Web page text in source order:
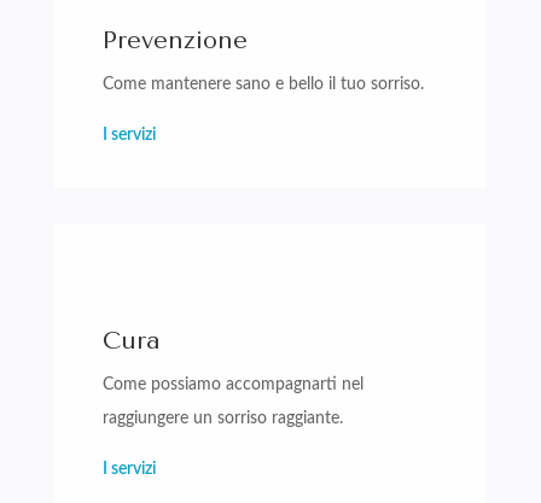
Prevenzione
Come mantenere sano e bello il tuo sorriso.
I servizi
Cura
Come possiamo accompagnarti nel
raggiungere un sorriso raggiante.
I servizi